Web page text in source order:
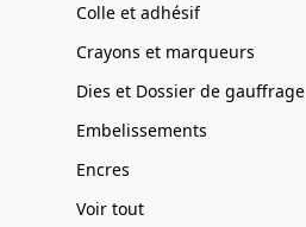
Colle et adhésif
Crayons et marqueurs
Dies et Dossier de gauffrage
Embelissements
Encres
Voir tout